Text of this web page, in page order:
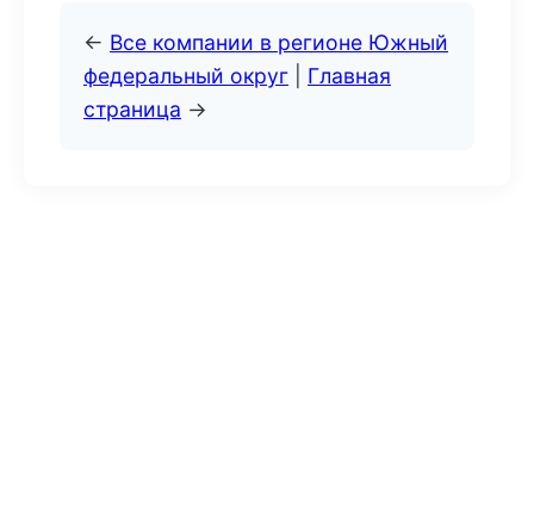
← Все компании в регионе Южный
федеральный округ
Главная
страница →